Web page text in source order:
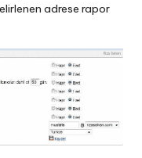
adrese rapor